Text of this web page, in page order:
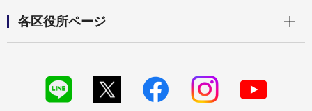
各区役所ページ